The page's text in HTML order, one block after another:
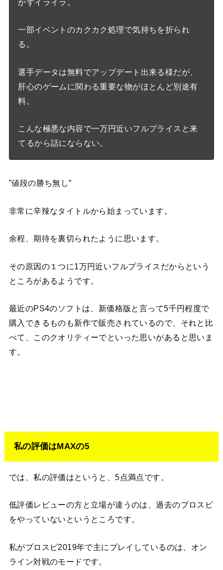
かずイライラ。
一部イベントのカクカク処理で気持ちを折られ
る。
選手データは無料でアップデート出来る様だが、
肝心のゲームに関わる重要な物がほとんど別途有
料。
こんな極悪な内容で一万円近いフルプライスと来
てるから話にならない。
”値段の勝ち無し”
非常に辛辣なタイトルから始まっています。
余程、期待を裏切られたように思います。
その原因の１つに1万円近いフルプライスだからという
ところがあるようです。
最近のPS4のソフトは、新価格版と言って5千円程度で
購入できるものも新作で販売されているので、それと比
べて、このクオリティーでといった思いがあると思いま
す。
私の評価はMAXの5
では、私の評価はというと、5点満点です。
低評価レビューの方と立場が違うのは、過去のプロスピ
をやっていないというところです。
私がプロスピ2019年で主にプレイしているのは、オン
ライン対戦のモードです。